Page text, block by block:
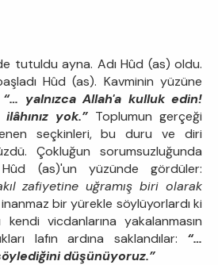
tutuldu ayna. Adı Hûd (as) oldu.
Hûd (as). Kavminin yüzüne
“… yalnızca Allah'a kulluk edin!
yok.” Toplumun gerçeği
seçkinleri, bu duru ve diri
Çokluğun sorumsuzluğunda
Hûd (as)'un yüzünde gördüler:
zafiyetine uğramış biri olarak
bir yürekle söylüyorlardı ki
vicdanlarına yakalanmasın
lafın ardına saklandılar: “…
düşünüyoruz.”